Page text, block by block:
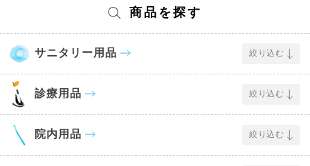
商品を探す
サニタリー用品 絞り込む
診療用品 絞り込む
院内用品 絞り込む